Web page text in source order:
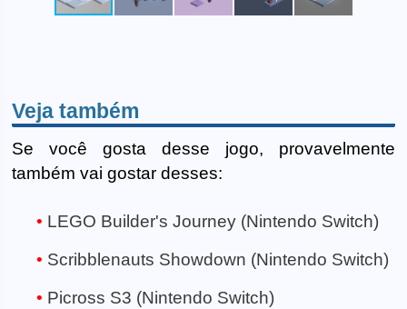
Veja também
Se você gosta desse jogo, provavelmente
também vai gostar desses:
LEGO Builder's Journey (Nintendo Switch)
Scribblenauts Showdown (Nintendo Switch)
Picross S3 (Nintendo Switch)